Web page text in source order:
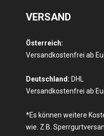
VERSAND
Österreich:
Versandkostenfrei ab
Deutschland: DHL
Versandkostenfrei ab
*Es können weitere
wie. Z.B.